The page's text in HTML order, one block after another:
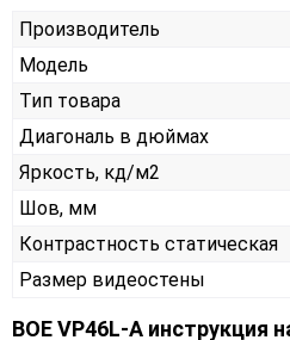
Производитель
Модель
Тип товара
Диагональ в дюймах
Яркость, кд/м2
Шов, мм
Контрастность статическая
Размер видеостены
BOE VP46L-A инструкция